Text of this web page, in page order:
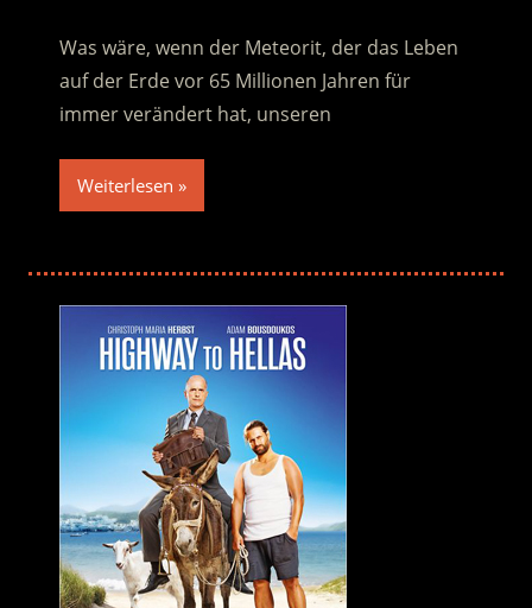
Was wäre, wenn der Meteorit, der das Leben
auf der Erde vor 65 Millionen Jahren für
immer verändert hat, unseren
Weiterlesen